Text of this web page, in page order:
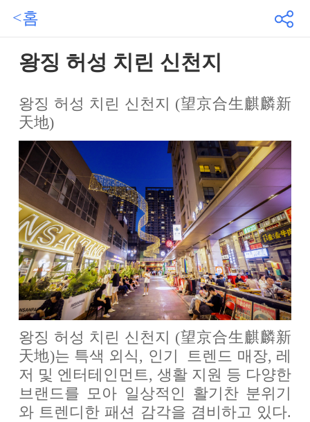
<홈
왕징 허성 치린 신천지
왕징 허성 치린 신천지 (望京合生麒麟新
天地)
왕징 허성 치린 신천지 (望京合生麒麟新
天地)는 특색 외식, 인기 트렌드 매장, 레
저 및 엔터테인먼트, 생활 지원 등 다양한
브랜드를 모아 일상적인 활기찬 분위기
와 트렌디한 패션 감각을 겸비하고 있다.